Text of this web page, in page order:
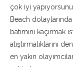
çok iyi
Beach
batımını kaçırmak
atıştırmalıklarını
en yakın